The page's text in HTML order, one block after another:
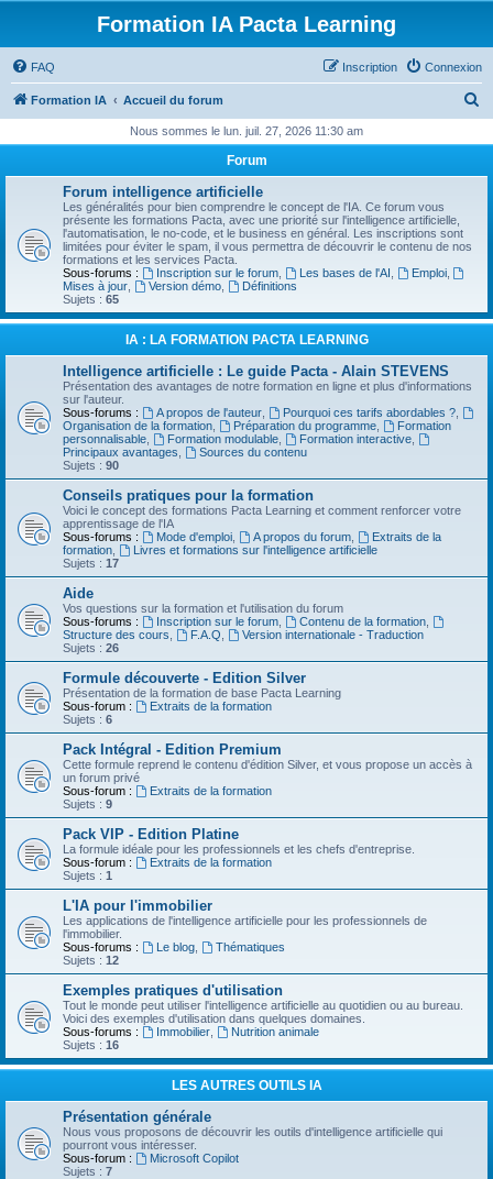
Formation IA Pacta Learning
FAQ Connexion
Inscription
Formation IA Accueil du forum
h
e
Nous sommes le lun. juil. 27, 2026 11:30 am
Forum
Forum intelligence artificielle
Les généralités pour bien comprendre le concept de l'IA. Ce forum vous
présente les formations Pacta, avec une priorité sur l'intelligence artificielle,
l'automatisation, le no-code, et le business en général. Les inscriptions sont
limitées pour éviter le spam, il vous permettra de découvrir le contenu de nos
formations et les services Pacta.
Sous-forums :
Inscription sur le forum, Les bases de l'AI Emploi,
Mises à jour
Version démo,
Définitions
Sujets : 65
IA : LA FORMATION PACTA LEARNING
Intelligence artificielle : Le guide Pacta - Alain STEVENS
Présentation des avantages de notre formation en ligne et plus d'informations
sur l'auteur.
Sous-forums :
A propos de l'auteur, Pourquoi ces tarifs abordables ?,
Organisation de la formation
Préparation du programme,
Formation
personnalisable
Formation modulable, Formation interactive,
Principaux avantages
Sources du contenu
Sujets : 90
Conseils pratiques pour la formation
Voici le concept des formations Pacta Learning et comment renforcer votre
apprentissage de l'IA
Sous-forums :
Mode d'emploi, A propos du forum,
Extraits de la
formation
Livres et formations sur l'intelligence artificielle
Sujets : 17
Aide
Vos questions sur la formation et l'utilisation du forum
Sous-forums :
Inscription sur le forum, Contenu de la formation,
Structure des cours
F.A.Q
Version internationale - Traduction
Sujets : 26
Formule découverte - Edition Silver
Présentation de la formation de base Pacta Learning
Sous-forum :
Extraits de la formation
Sujets : 6
Pack Intégral - Edition Premium
Cette formule reprend le contenu d'édition Silver, et vous propose un accès à
un forum privé
Sous-forum :
Extraits de la formation
Sujets : 9
Pack VIP - Edition Platine
La formule idéale pour les professionnels et les chefs d'entreprise.
Sous-forum :
Extraits de la formation
Sujets : 1
L'IA pour l'immobilier
Les applications de l'intelligence artificielle pour les professionnels de
l'immobilier.
Sous-forums :
Le blog,
Thématiques
Sujets : 12
Exemples pratiques d'utilisation
Tout le monde peut utiliser l'intelligence artificielle au quotidien ou au bureau.
Voici des exemples d'utilisation dans quelques domaines.
Sous-forums :
Immobilier,
Nutrition animale
Sujets : 16
LES AUTRES OUTILS IA
Présentation générale
Nous vous proposons de découvrir les outils d'intelligence artificielle qui
pourront vous intéresser.
Sous-forum :
Microsoft Copilot
Sujets : 7